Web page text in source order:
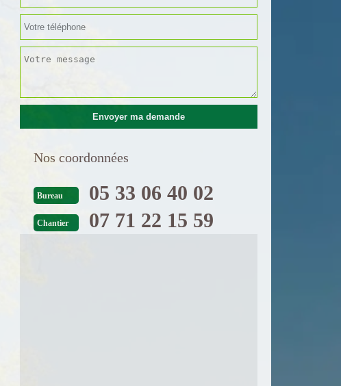
Nos coordonnées
Bureau 05 33 06 40 02
Chantier 07 71 22 15 59